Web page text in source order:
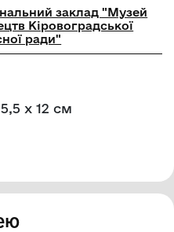
заклад "Музей
Кіровоградської
ради"
х 12 см